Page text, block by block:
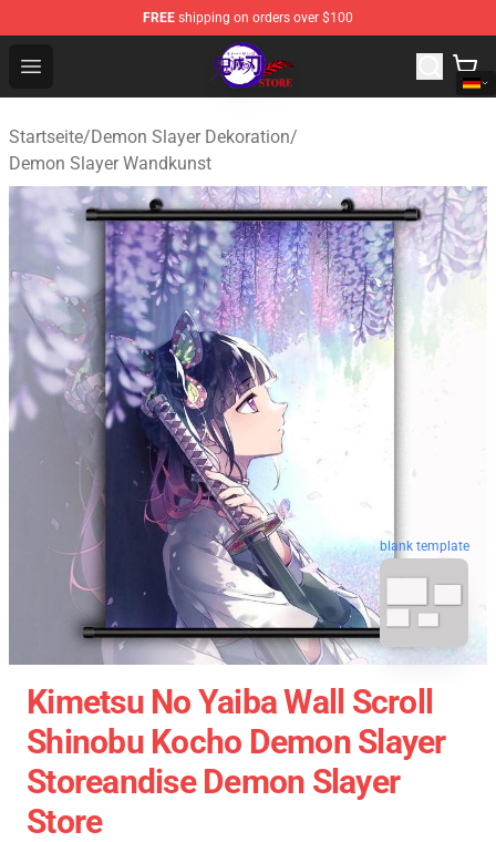
FREE shipping on orders over $100
Open menu
Kimetsu no Yaiba Store - Official Kimetsu no Yaiba
Startseite/Demon Slayer Dekoration/
Demon Slayer Wandkunst
blank template
Kimetsu No Yaiba Wall Scroll
Shinobu Kocho Demon Slayer
Storeandise Demon Slayer
Store